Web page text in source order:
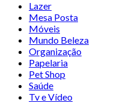
Lazer
Mesa Posta
Móveis
Mundo Beleza
Organização
Papelaria
Pet Shop
Saúde
Tv e Vídeo